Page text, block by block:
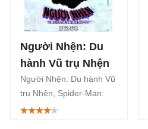
Người Nhện: Du
hành Vũ trụ Nhện
Người Nhện: Du hành Vũ
trụ Nhện, Spider-Man:
Across The Spider-Verse,